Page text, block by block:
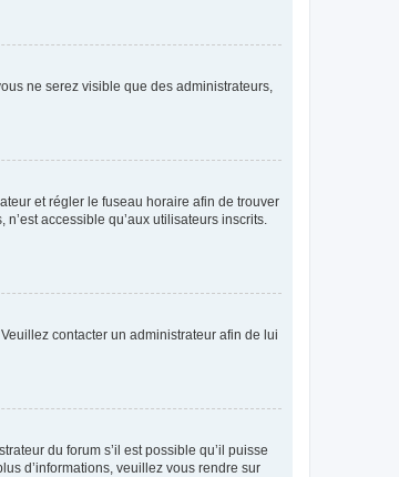
ne serez visible que des administrateurs,
et régler le fuseau horaire afin de trouver
accessible qu’aux utilisateurs inscrits.
contacter un administrateur afin de lui
du forum s’il est possible qu’il puisse
d’informations, veuillez vous rendre sur